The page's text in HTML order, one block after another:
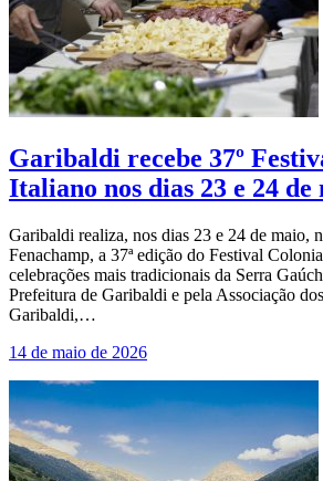
Garibaldi recebe 37º
Italiano nos dias 23 e 24 de
Garibaldi realiza, nos dias 23 e 24 de maio,
Fenachamp, a 37ª edição do Festival
celebrações mais tradicionais da Serra
Prefeitura de Garibaldi e pela Associação
Garibaldi,…
14 de maio de 2026